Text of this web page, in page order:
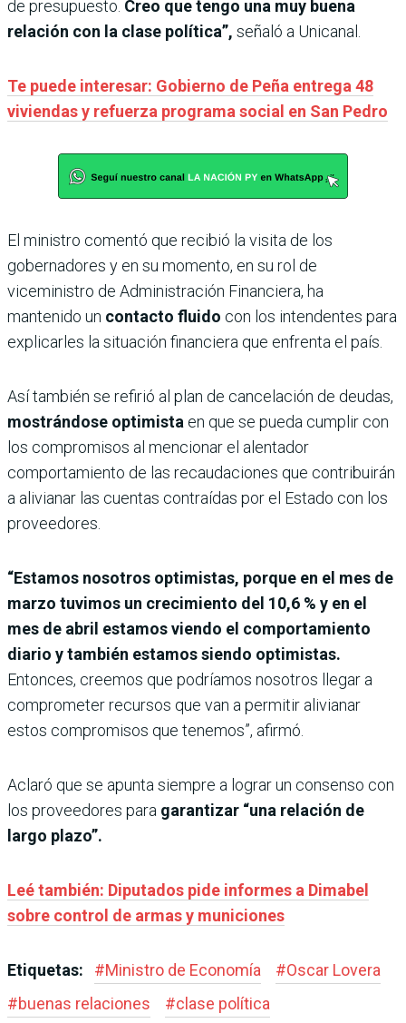
de presupuesto. Creo que tengo una muy buena
relación con la clase política”, señaló a Unicanal.
Te puede interesar: Gobierno de Peña entrega 48
viviendas y refuerza programa social en San Pedro
El ministro comentó que recibió la visita de los
gobernadores y en su momento, en su rol de
viceministro de Administración Financiera, ha
mantenido un contacto fluido con los intendentes para
explicarles la situación financiera que enfrenta el país.
Así también se refirió al plan de cancelación de deudas,
mostrándose optimista en que se pueda cumplir con
los compromisos al mencionar el alentador
comportamiento de las recaudaciones que contribuirán
a alivianar las cuentas contraídas por el Estado con los
proveedores.
“Estamos nosotros optimistas, porque en el mes de
marzo tuvimos un crecimiento del 10,6 % y en el
mes de abril estamos viendo el comportamiento
diario y también estamos siendo optimistas.
Entonces, creemos que podríamos nosotros llegar a
comprometer recursos que van a permitir alivianar
estos compromisos que tenemos”, afirmó.
Aclaró que se apunta siempre a lograr un consenso con
los proveedores para garantizar “una relación de
largo plazo”.
Leé también: Diputados pide informes a Dimabel
sobre control de armas y municiones
Etiquetas: #Ministro de Economía #Oscar Lovera
#buenas relaciones #clase política